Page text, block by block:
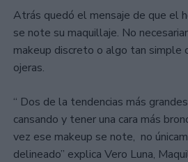
Atrás quedó el mensaje de que el
se note su maquillaje. No
makeup discreto o algo tan simple
ojeras.
“ Dos de la tendencias más
cansando y tener una cara más
vez ese makeup se note, no
delineado” explica Vero Luna,